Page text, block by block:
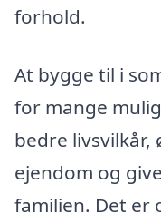
forhold.
At bygge til i
for mange
bedre
ejendom og
familien. Det er